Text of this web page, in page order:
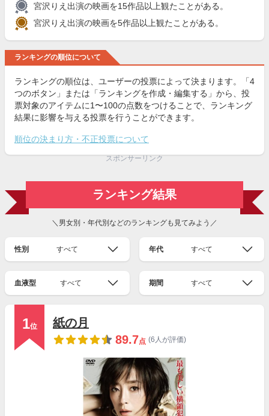
宮沢りえ出演の映画を15作品以上観たことがある。
宮沢りえ出演の映画を5作品以上観たことがある。
ランキングの順位について
ランキングの順位は、ユーザーの投票によって決まります。「4
つのボタン」または「ランキングを作成・編集する」から、投
票対象のアイテムに1〜100の点数をつけることで、ランキング
結果に影響を与える投票を行うことができます。
順位の決まり方・不正投票について
スポンサーリンク
ランキング結果
＼男女別・年代別などのランキングも見てみよう／
性別 すべて 年代 すべて
血液型 すべて 期間 すべて
1位
紙の月
89.7点 (6人が評価)